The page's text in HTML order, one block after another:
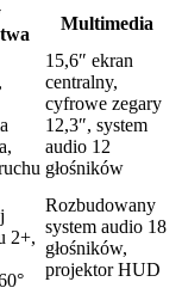
Multimedia
15,6″ ekran
centralny,
cyfrowe zegary
12,3″, system
audio 12
głośników
2+,
Rozbudowany
system audio 18
głośników,
projektor HUD